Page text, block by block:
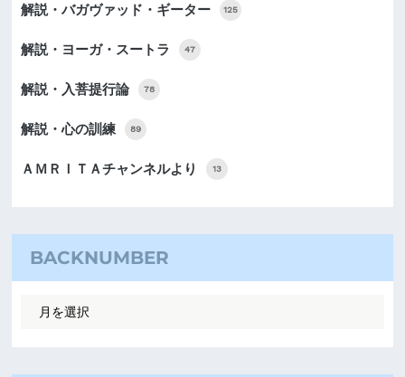
解説・バガヴァッド・ギーター 125
解説・ヨーガ・スートラ 47
解説・入菩提行論 78
解説・心の訓練 89
ＡＭＲＩＴＡチャンネルより 13
BACKNUMBER